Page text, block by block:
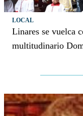
LOCAL
Linares se vuelca
multitudinario